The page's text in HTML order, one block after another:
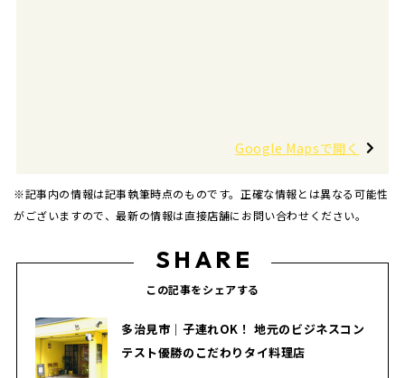
Google Mapsで開く
※記事内の情報は記事執筆時点のものです。正確な情報とは異なる可能性
がございますので、最新の情報は直接店舗にお問い合わせください。
SHARE
この記事をシェアする
多治見市｜子連れOK！ 地元のビジネスコン
テスト優勝のこだわりタイ料理店